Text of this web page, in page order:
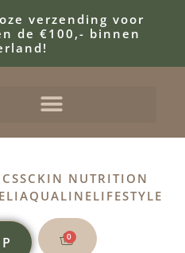
verzending voor
de €100,- binnen
SCKIN NUTRITION
AQUALINELIFESTYLE
0